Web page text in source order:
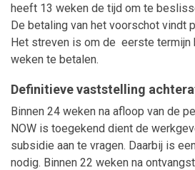
heeft 13 weken de tijd om te
De betaling van het voorschot vindt
Het streven is om de eerste termijn
weken te betalen.
Definitieve vaststelling
Binnen 24 weken na afloop van de
NOW is toegekend dient de
subsidie aan te vragen. Daarbij is
nodig. Binnen 22 weken na